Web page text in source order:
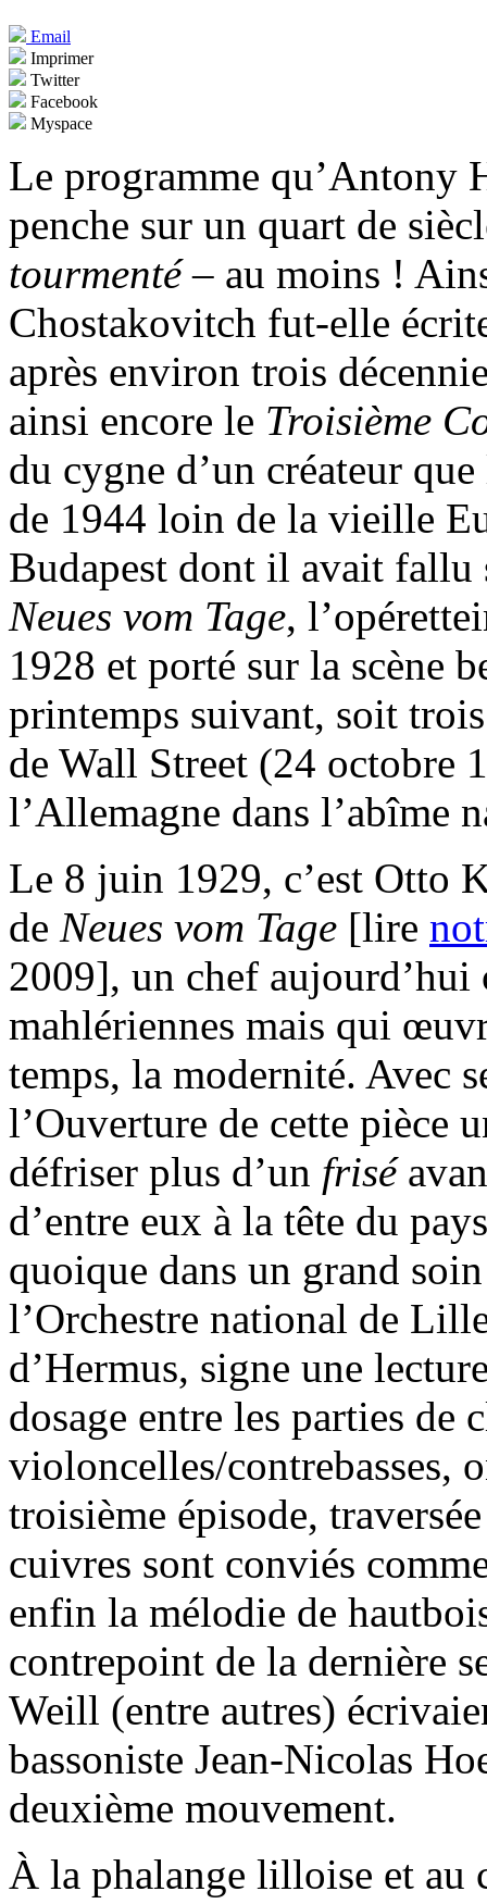
Email
Imprimer
Twitter
Facebook
Myspace
Le programme qu’Antony
penche sur un quart de
tourmenté– au moins !
Chostakovitch fut-elle
après environ trois
ainsi encore le Troisième
du cygne d’un créateur
de 1944 loin de la vieille
Budapest dont il avait fallu
Neues vom Tage,
1928 et porté sur la scène
printemps suivant, soit
de Wall Street (24 octobre
l’Allemagne dans l’abîme
Le 8 juin 1929, c’est Otto
de Neues vom Tage [lire
2009], un chef aujourd’hui
mahlériennes mais qui
temps, la modernité. Avec
l’Ouverture de cette pièce
défriser plus d’un frisé
d’entre eux à la tête du
quoique dans un grand
l’Orchestre national de
d’Hermus, signe une
dosage entre les parties
violoncelles/contrebasses,
troisième épisode,
cuivres sont conviés
enfin la mélodie de
contrepoint de la dernière
Weill (entre autres)
bassoniste Jean-Nicolas
deuxième mouvement.
À la phalange lilloise et au